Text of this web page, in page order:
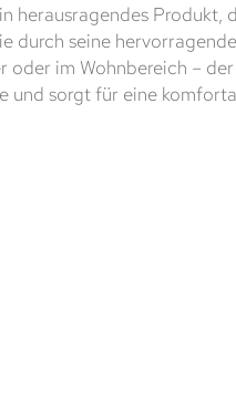
herausragendes Produkt,
durch seine
im Wohnbereich –
und sorgt für eine